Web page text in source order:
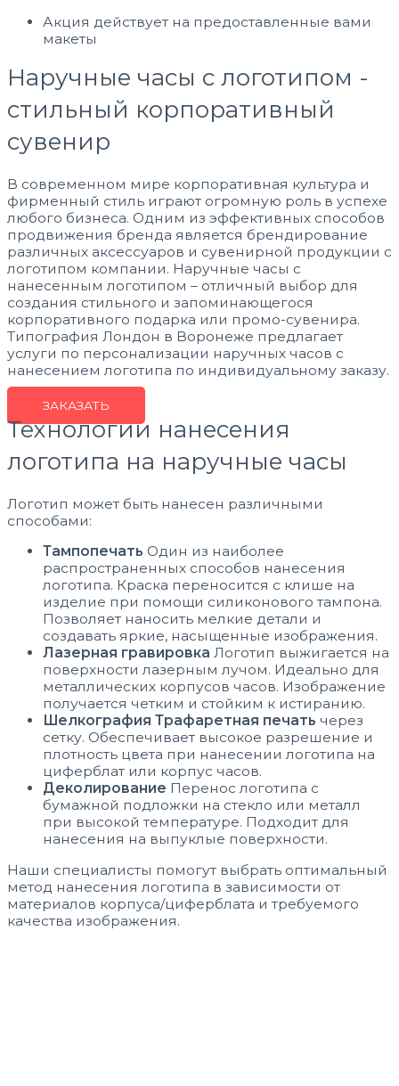
Акция действует на предоставленные вами
макеты
Наручные часы с логотипом -
стильный корпоративный
сувенир
В современном мире корпоративная культура и
фирменный стиль играют огромную роль в успехе
любого бизнеса. Одним из эффективных способов
продвижения бренда является брендирование
различных аксессуаров и сувенирной продукции с
логотипом компании. Наручные часы с
нанесенным логотипом – отличный выбор для
создания стильного и запоминающегося
корпоративного подарка или промо-сувенира.
Типография Лондон в Воронеже предлагает
услуги по персонализации наручных часов с
нанесением логотипа по индивидуальному заказу.
ЗАКАЗАТЬ
Технологии нанесения
логотипа на наручные часы
Логотип может быть нанесен различными
способами:
Тампопечать Один из наиболее
распространенных способов нанесения
логотипа. Краска переносится с клише на
изделие при помощи силиконового тампона.
Позволяет наносить мелкие детали и
создавать яркие, насыщенные изображения.
Лазерная гравировка Логотип выжигается на
поверхности лазерным лучом. Идеально для
металлических корпусов часов. Изображение
получается четким и стойким к истиранию.
Шелкография Трафаретная печать через
сетку. Обеспечивает высокое разрешение и
плотность цвета при нанесении логотипа на
циферблат или корпус часов.
Деколирование Перенос логотипа с
бумажной подложки на стекло или металл
при высокой температуре. Подходит для
нанесения на выпуклые поверхности.
Наши специалисты помогут выбрать оптимальный
метод нанесения логотипа в зависимости от
материалов корпуса/циферблата и требуемого
качества изображения.